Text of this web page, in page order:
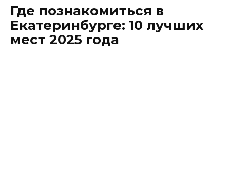
Где познакомиться в
Екатеринбурге: 10 лучших
мест 2025 года